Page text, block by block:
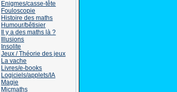
Enigmes/casse-tête
Fouloscopie
Histoire des maths
Humour/bêtisier
Il y a des maths là ?
Illusions
Insolite
Jeux / Théorie des jeux
La vache
Livres/e-books
Logiciels/applets/IA
Magie
Micmaths